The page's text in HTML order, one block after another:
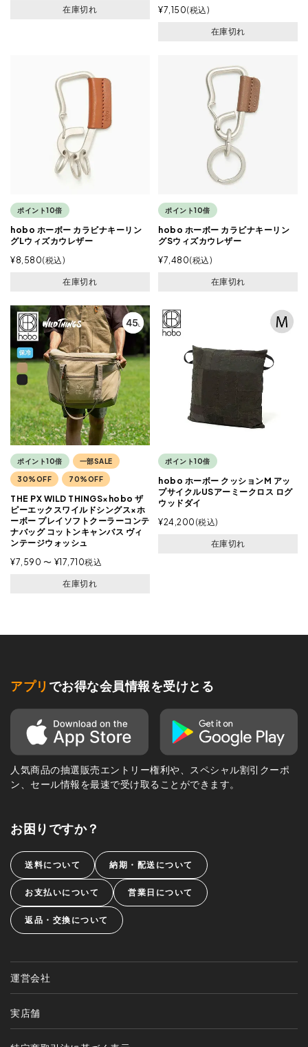
在庫切れ
¥7,150 税込
在庫切れ
ポイント10倍
hobo ホーボー カラビナキーリン
グLウィズカウレザー
¥8,580 税込
在庫切れ
ポイント10倍
hobo ホーボー カラビナキーリン
グSウィズカウレザー
¥7,480 税込
在庫切れ
ポイント10倍 一部SALE
30%OFF 70%OFF
THE PX WILD THINGS×hobo ザ
ピーエックスワイルドシングス×ホ
ーボー プレイソフトクーラーコンテ
ナバッグ コットンキャンバス ヴィ
ンテージウォッシュ
¥7,590 〜 ¥17,710税込
在庫切れ
ポイント10倍
hobo ホーボー クッションM アッ
プサイクルUSアーミークロス ログ
ウッドダイ
¥24,200 税込
在庫切れ
アプリ でお得な会員情報を受けとる
人気商品の抽選販売エントリー権利や、スペシャル割引クーポ
ン、セール情報を最速で受け取ることができます。
お困りですか？
送料について 納期・配送について
お支払いについて 営業日について
返品・交換について
運営会社
実店舗